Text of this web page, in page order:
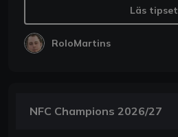
Läs tipset
RoloMartins
NFC Champions 2026/27